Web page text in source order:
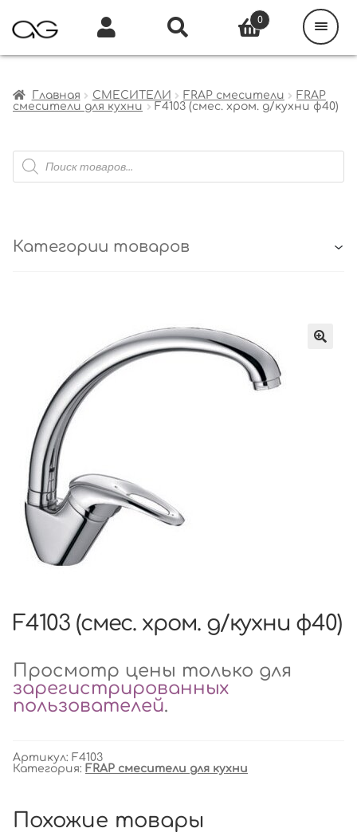
Главная СМЕСИТЕЛИ FRAP смесители
FRAP
смесители для кухни
F4103 (смес. хром. д/кухни ф40)
Поиск
товаров
Категории товаров
F4103 (смес. хром. д/кухни ф40)
Просмотр цены только для
зарегистрированных
пользователей.
Артикул: F4103
Категория: FRAP смесители для кухни
Похожие товары
0